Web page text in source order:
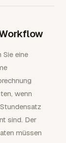
Sie eine
wenn
sind. Der
müssen